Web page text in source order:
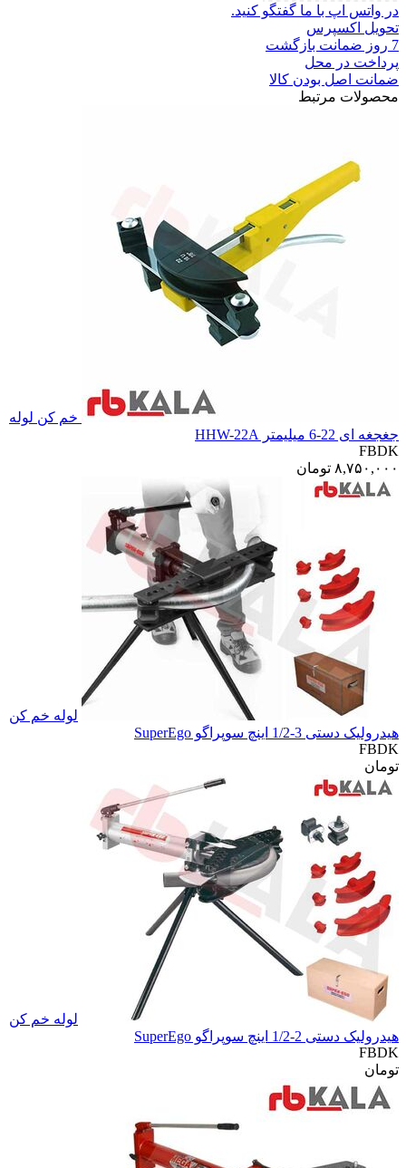
در واتس اپ با ما گفتگو کنید.
تحویل اکسپرس
7 روز ضمانت بازگشت
پرداخت در محل
ضمانت اصل بودن کالا
محصولات مرتبط
خم کن لوله
جغجغه ای 22-6 میلیمتر HHW-22A
FBDK
۸,۷۵۰,۰۰۰ تومان
لوله خم کن
هیدرولیک دستی 3-1/2 اینچ سوپراگو SuperEgo
FBDK
تومان
لوله خم کن
هیدرولیک دستی 2-1/2 اینچ سوپراگو SuperEgo
FBDK
تومان